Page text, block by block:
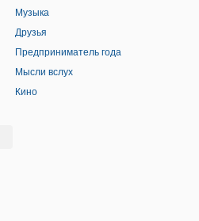
Музыка
Друзья
Предприниматель года
Мысли вслух
Кино